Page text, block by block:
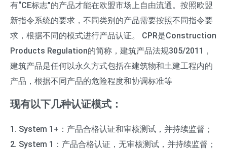
有“CE标志”的产品才能在欧盟市场上自由流通。按照欧盟
新指令系统的要求，不同类别的产品需要按照不同指令要
求，根据不同的模式进行产品认证。 CPR是Construction
Products Regulation的简称，建筑产品法规305/2011，
建筑产品是任何以永久方式包括在建筑物和土建工程内的
产品，根据不同产品的危险程度和协调标准等
现有以下几种认证模式：
1. System 1+：产品合格认证和审核测试，并持续监督；
2. System 1：产品合格认证，无审核测试，并持续监督；